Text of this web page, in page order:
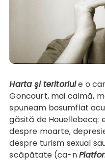
Harta şi teritoriule o
Goncourt, mai calmă,
spuneam bosumflat
găsită de Houellebecq:
despre moarte,
despre turism sexual
scăpătate (ca-n